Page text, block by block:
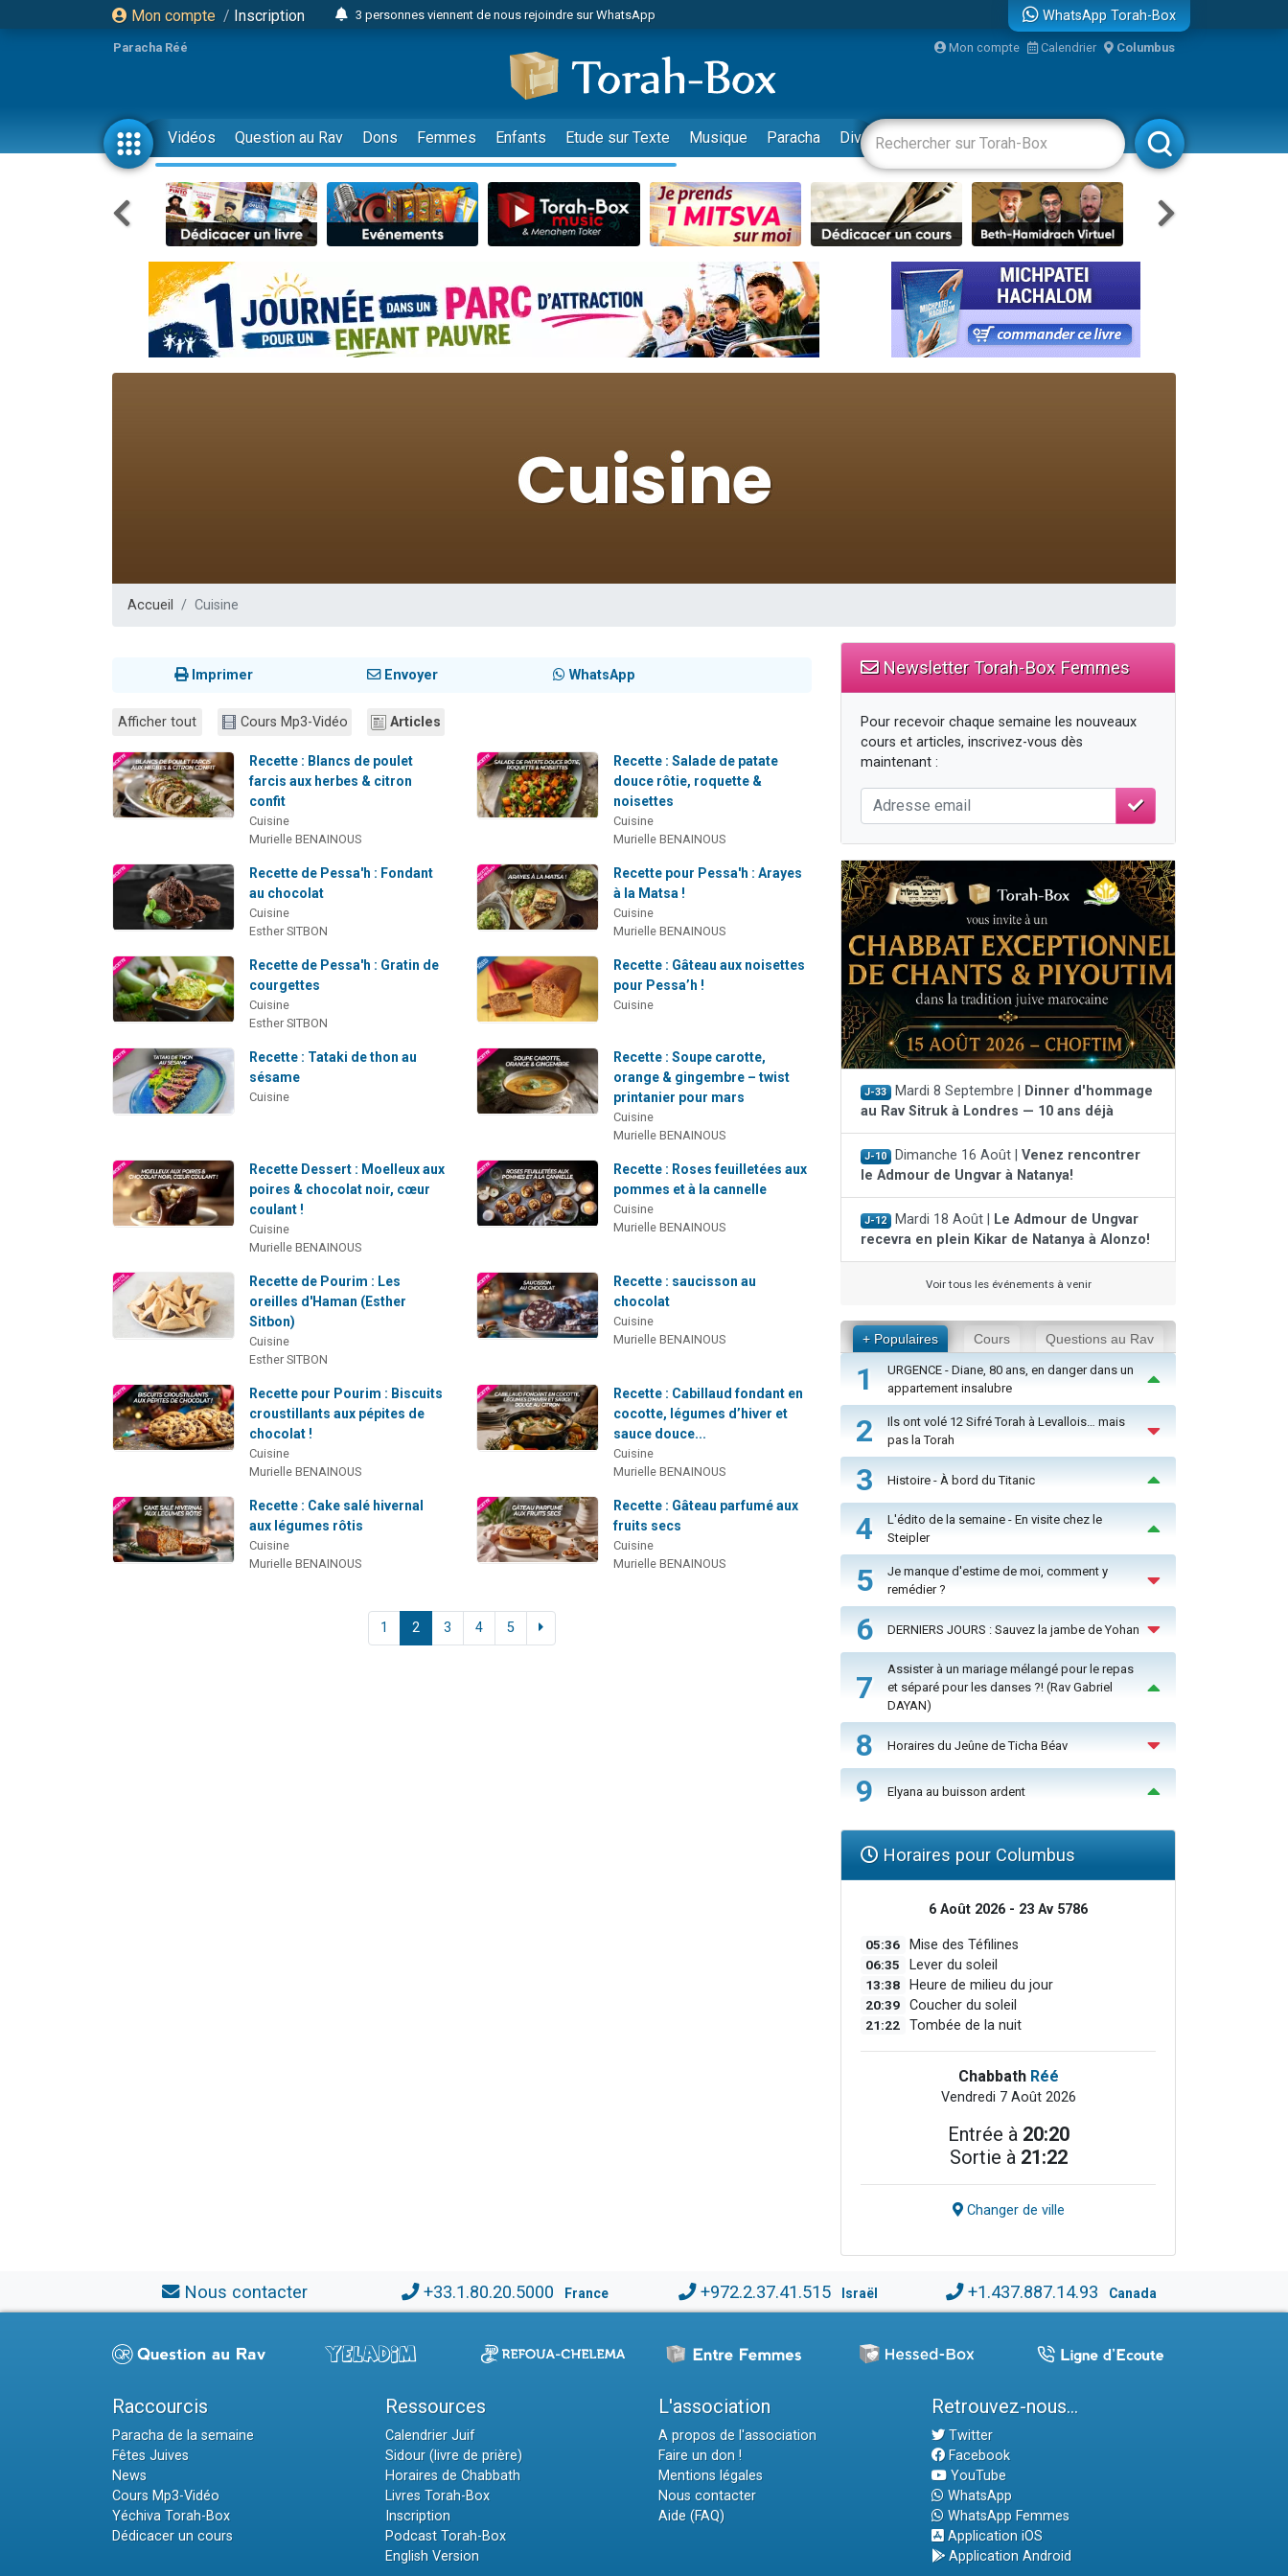
Mon compte / Inscription
3 personnes viennent de nous rejoindre sur WhatsApp
3 personnes viennent de faire un don pour 5 jours de vacances aux Orphelins
3 personnes viennent de faire un don pour Diane, 80 ans, dans un appartement insalubre
2 personnes viennent de nous rejoindre sur WhatsApp
13 personnes viennent de demander une bénédiction
30 personnes viennent de faire un don pour Sauvez la jambe de Yohan
Il reste 49 places pour étudier en groupe sur Zoom
12 nouvelles musiques dans Torah-Box Music
2 personnes viennent de nous rejoindre sur WhatsApp
2 nouvelles musiques dans Torah-Box Music
3 personnes viennent de nous rejoindre sur WhatsApp
Il reste 49 places pour étudier en groupe sur Zoom
Ariel vient de donner son Maasser
WhatsApp Torah-Box
Paracha Réé Mon compte Calendrier Columbus
Vidéos Question au Rav Dons Femmes Enfants Etude sur Texte Musique Paracha Divertissements Livres Rabbanim
Accueil Cuisine
Imprimer Envoyer WhatsApp
Afficher tout Cours Mp3-Vidéo Articles
Recette : Blancs de poulet
farcis aux herbes & citron
confit
Cuisine
Murielle BENAINOUS
Recette : Salade de patate
douce rôtie, roquette &
noisettes
Cuisine
Murielle BENAINOUS
Recette de Pessa'h : Fondant
au chocolat
Cuisine
Esther SITBON
Recette pour Pessa'h : Arayes
à la Matsa !
Cuisine
Murielle BENAINOUS
Recette de Pessa'h : Gratin de
courgettes
Cuisine
Esther SITBON
Recette : Gâteau aux noisettes
pour Pessa’h !
Cuisine
Recette : Tataki de thon au
sésame
Cuisine
Recette : Soupe carotte,
orange & gingembre – twist
printanier pour mars
Cuisine
Murielle BENAINOUS
Recette Dessert : Moelleux aux
poires & chocolat noir, cœur
coulant !
Cuisine
Murielle BENAINOUS
Recette : Roses feuilletées aux
pommes et à la cannelle
Cuisine
Murielle BENAINOUS
Recette de Pourim : Les
oreilles d'Haman (Esther
Sitbon)
Cuisine
Esther SITBON
Recette : saucisson au
chocolat
Cuisine
Murielle BENAINOUS
Recette pour Pourim : Biscuits
croustillants aux pépites de
chocolat !
Cuisine
Murielle BENAINOUS
Recette : Cabillaud fondant en
cocotte, légumes d’hiver et
sauce douce...
Cuisine
Murielle BENAINOUS
Recette : Cake salé hivernal
aux légumes rôtis
Cuisine
Murielle BENAINOUS
Recette : Gâteau parfumé aux
fruits secs
Cuisine
Murielle BENAINOUS
1 2 3 4 5
Newsletter Torah-Box Femmes
Pour recevoir chaque semaine les nouveaux
cours et articles, inscrivez-vous dès
maintenant :
J-33 Mardi 8 Septembre |
Dinner d'hommage
au Rav Sitruk à Londres — 10 ans déjà
J-10 Dimanche 16 Août | Venez rencontrer
le Admour de Ungvar à Natanya!
J-12 Mardi 18 Août |
Le Admour de Ungvar
recevra en plein Kikar de Natanya à Alonzo!
Voir tous les événements à venir
+ Populaires Cours Questions au Rav
1
URGENCE - Diane, 80 ans, en danger dans un
appartement insalubre
2
Ils ont volé 12 Sifré Torah à Levallois… mais
pas la Torah
3 Histoire - À bord du Titanic
4
L'édito de la semaine - En visite chez le
Steipler
5
Je manque d'estime de moi, comment y
remédier ?
6 DERNIERS JOURS : Sauvez la jambe de Yohan
7
Assister à un mariage mélangé pour le repas
et séparé pour les danses ?! (Rav Gabriel
DAYAN)
8 Horaires du Jeûne de Ticha Béav
9 Elyana au buisson ardent
Horaires pour Columbus
6 Août 2026 - 23 Av 5786
05:36 Mise des Téfilines
06:35 Lever du soleil
13:38 Heure de milieu du jour
20:39 Coucher du soleil
21:22 Tombée de la nuit
Chabbath Réé
Vendredi 7 Août 2026
Entrée à 20:20
Sortie à 21:22
Changer de ville
Nous contacter +33.1.80.20.5000 France +972.2.37.41.515 Israël +1.437.887.14.93 Canada
Raccourcis
Paracha de la semaine
Fêtes Juives
News
Cours Mp3-Vidéo
Yéchiva Torah-Box
Dédicacer un cours
Ressources
Calendrier Juif
Sidour (livre de prière)
Horaires de Chabbath
Livres Torah-Box
Inscription
Podcast Torah-Box
English Version
L'association
A propos de l'association
Faire un don !
Mentions légales
Nous contacter
Aide (FAQ)
Retrouvez-nous...
Twitter
Facebook
YouTube
WhatsApp
WhatsApp Femmes
Application iOS
Application Android